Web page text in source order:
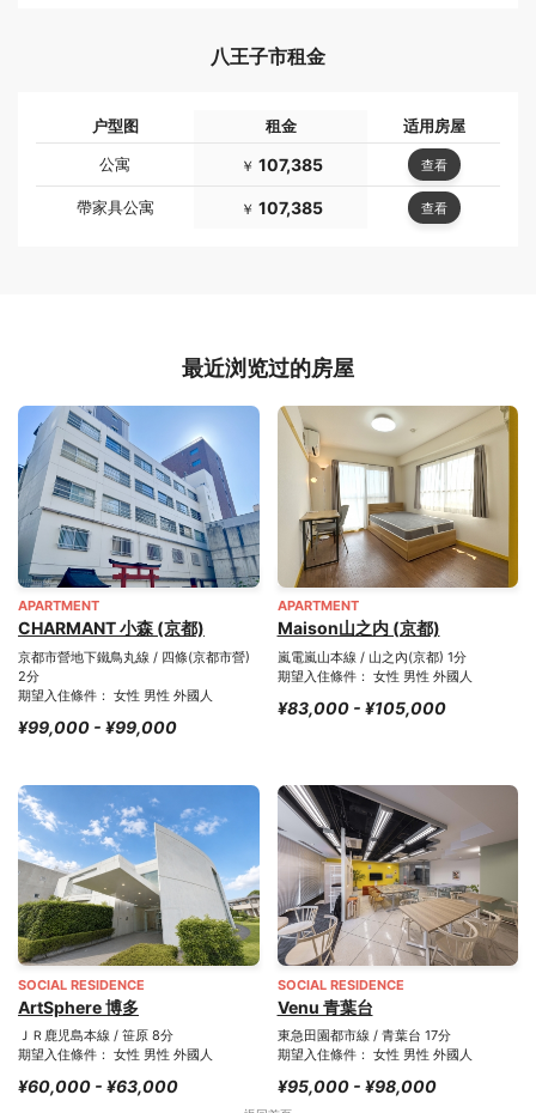
八王子市租金
户型图 租金
适用房屋
公寓
￥ 107,385 查看
帶家具公寓 ￥ 107,385 查看
最近浏览过的房屋
APARTMENT
CHARMANT 小森 (京都)
京都市營地下鐵鳥丸線 / 四條(京都市營)
2分
期望入住條件： 女性 男性 外國人
¥99,000 - ¥99,000
APARTMENT
Maison山之内 (京都)
嵐電嵐山本線 / 山之內(京都) 1分
期望入住條件： 女性 男性 外國人
¥83,000 - ¥105,000
SOCIAL RESIDENCE
ArtSphere 博多
ＪＲ鹿児島本線 / 笹原 8分
期望入住條件： 女性 男性 外國人
¥60,000 - ¥63,000
SOCIAL RESIDENCE
Venu 青葉台
東急田園都市線 / 青葉台 17分
期望入住條件： 女性 男性 外國人
¥95,000 - ¥98,000